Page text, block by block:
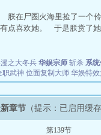
朕在尸圈火海里捡了一个
点喜欢她。 于是朕赏了她
之大冬兵 华娱宗师 斩杀 系
职武神 位面复制大师 华娱特
新章节 （提示：已启用缓
第139节